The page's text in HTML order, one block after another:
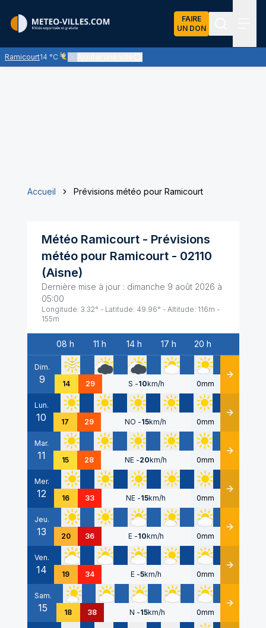
FAIRE
UN DON
Ramicourt14 °C
Ciel voilé par des nuages d'altitude, ternissant plus ou
Accueil Prévisions météo pour Ramicourt
Météo Ramicourt- Prévisions
météo pour Ramicourt- 02110
(Aisne)
Dernière mise à jour : dimanche 9 août 2026 à
05:00
Longitude: 3.32° - Latitude: 49.96° - Altitude: 116m -
155m
Date
08 h 11 h 14 h 17 h 20 h
Dim.
9 14 29 S -10km/h 0mm Détails
Lun.
10 17 29 NO -15km/h 0mm Détails
Mar.
11 15 28 NE -20km/h 0mm Détails
Mer.
12 16 33 NE -15km/h 0mm Détails
Jeu.
13 20 36 E -10km/h 0mm Détails
Ven.
14 19 34 E -5km/h 0mm Détails
Sam.
15 18 38 N -15km/h 0mm Détails